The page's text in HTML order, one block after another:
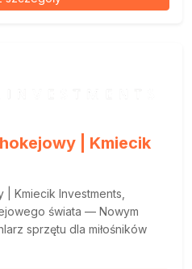
| Kmiecik
Kmiecik Investments,
świata — Nowym
sprzętu dla miłośników